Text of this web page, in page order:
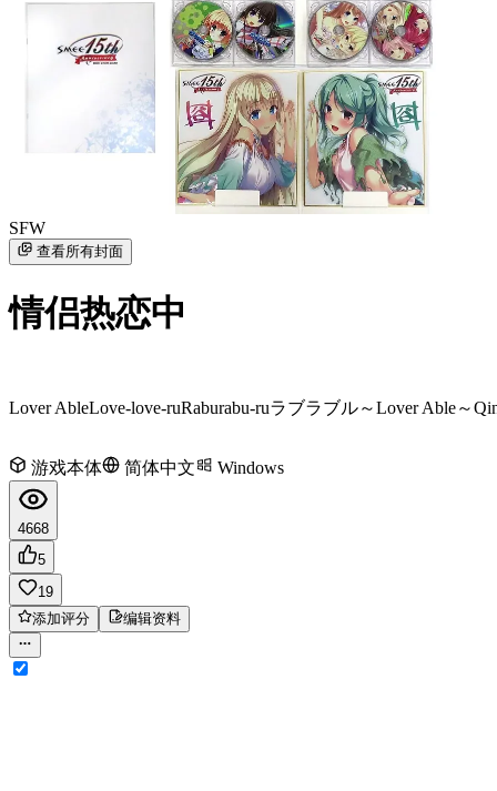
SFW
查看所有封面
情侣热恋中
Lover AbleLove-love-ruRaburabu-ruラブラブル～Lover Able～
游戏本体 简体中文 Windows
4668
5
19
添加评分
编辑资料